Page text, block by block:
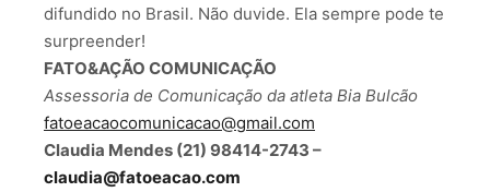
difundido no Brasil. Não duvide. Ela sempre pode te
surpreender!
FATO&AÇÃO COMUNICAÇÃO
Assessoria de Comunicação da atleta Bia Bulcão
fatoeacaocomunicacao@gmail.com
Claudia Mendes (21) 98414-2743 –
claudia@fatoeacao.com